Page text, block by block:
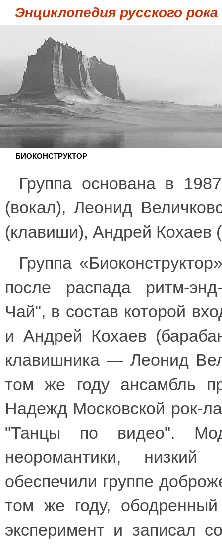
Энциклопедия русского рока
БИОКОНСТРУКТОР
Группа основана в
(вокал), Леонид
(клавиши), Андрей Кохаев
Группа
после распада ритм-
Чай", в состав которой
и Андрей Кохаев
клавишника — Леонид
том же году ансамбль
Надежд Московской рок-
"Танцы по видео".
неоромантики, низкий
обеспечили группе
том же году,
эксперимент и записал